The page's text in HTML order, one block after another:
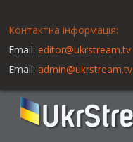
Контактна інформація:
Email: editor@ukrstream.tv
Email: admin@ukrstream.tv